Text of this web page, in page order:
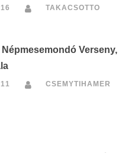
TAKACSOTTO
Verseny,
CSEMYTIHAMER